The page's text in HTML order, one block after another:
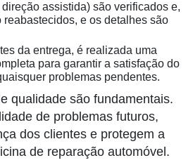
assistida) são verificados e,
reabastecidos, e os detalhes são
da entrega, é realizada uma
para garantir a satisfação do
problemas pendentes.
qualidade são fundamentais.
de problemas futuros,
dos clientes e protegem a
de reparação automóvel.